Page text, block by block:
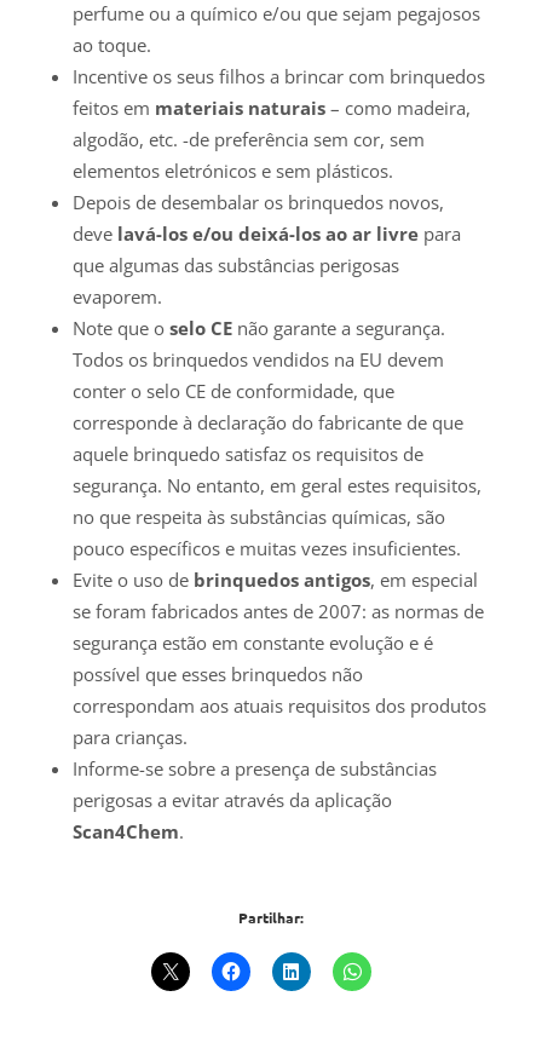
perfume ou a químico e/ou que sejam pegajosos
ao toque.
Incentive os seus filhos a brincar com brinquedos
feitos em materiais naturais– como madeira,
algodão, etc. -de preferência sem cor, sem
elementos eletrónicos e sem plásticos.
Depois de desembalar os brinquedos novos,
deve lavá-los e/ou deixá-los ao ar livrepara
que algumas das substâncias perigosas
evaporem.
Note que o selo CEnão garante a segurança.
Todos os brinquedos vendidos na EU devem
conter o selo CE de conformidade, que
corresponde à declaração do fabricante de que
aquele brinquedo satisfaz os requisitos de
segurança. No entanto, em geral estes requisitos,
no que respeita às substâncias químicas, são
pouco específicos e muitas vezes insuficientes.
Evite o uso de brinquedos antigos, em especial
se foram fabricados antes de 2007: as normas de
segurança estão em constante evolução e é
possível que esses brinquedos não
correspondam aos atuais requisitos dos produtos
para crianças.
Informe-se sobre a presença de substâncias
perigosas a evitar através da aplicação
Scan4Chem.
Partilhar: